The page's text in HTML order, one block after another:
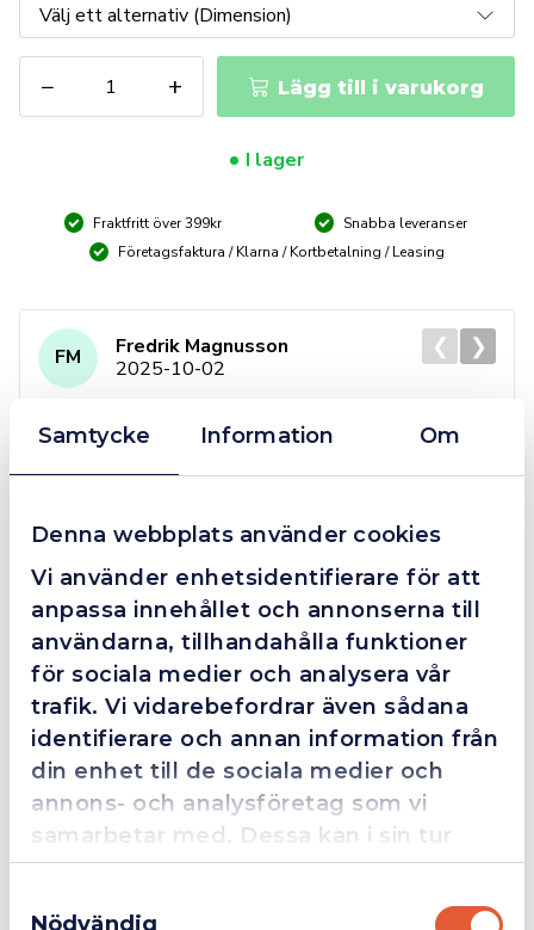
Samtycke Information Om
Denna webbplats använder cookies
Vi använder enhetsidentifierare för att
anpassa innehållet och annonserna till
användarna, tillhandahålla funktioner
för sociala medier och analysera vår
trafik. Vi vidarebefordrar även sådana
identifierare och annan information från
din enhet till de sociala medier och
annons- och analysföretag som vi
samarbetar med. Dessa kan i sin tur
kombinera informationen med annan
information som du har tillhandahållit
Nödvändig
−
855/1
BDC
+ Lägg till i varukorg
I lager
Fraktfritt över 399kr
Snabba leveranser
Företagsfaktura / Klarna / Kortbetalning / Leasing
4.4 10 Reviews
FM
Fredrik Magnusson
2025-10-02
Grym service!
Dom här grabbarna är definitionen av serviceminded.
Trots en billigare order, som det blev lite strul med,
så agerade dom blixtsnabbt och löste det långt över
förväntan. Hade kontakt med Alexander, som förtjänar
en extra guldstjärna.
❮ ❯
Beskrivning